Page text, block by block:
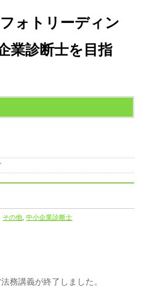
ォトリーディン
業診断士を目指
その他 ,中小企業診断士
務講義が終了しました。